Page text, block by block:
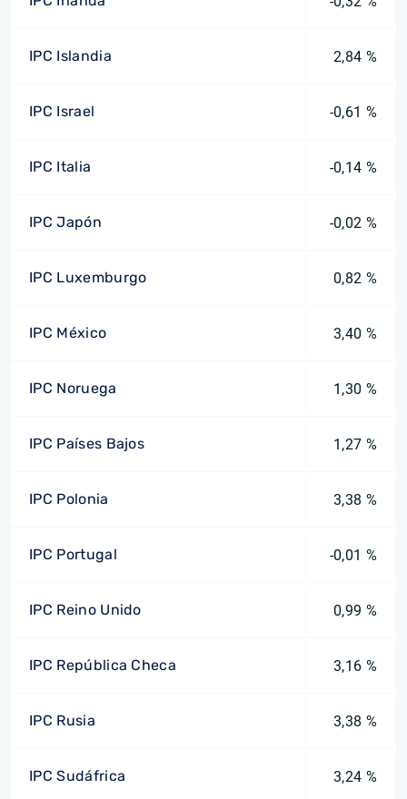
IPC Islandia 2,84 %
IPC Israel -0,61 %
IPC Italia -0,14 %
IPC Japón -0,02 %
IPC Luxemburgo 0,82 %
IPC México 3,40 %
IPC Noruega 1,30 %
IPC Países Bajos 1,27 %
IPC Polonia 3,38 %
IPC Portugal -0,01 %
IPC Reino Unido 0,99 %
IPC República Checa 3,16 %
IPC Rusia 3,38 %
IPC Sudáfrica 3,24 %